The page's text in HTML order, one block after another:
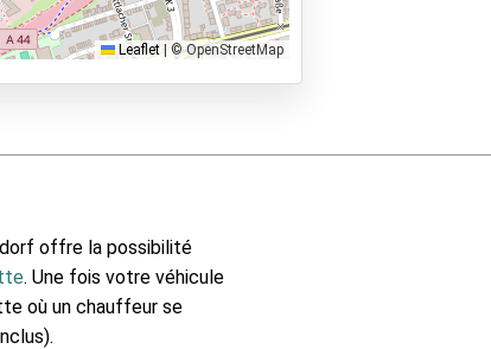
Leaflet © OpenStreetMap
offre la possibilité
. Une fois votre véhicule
où un chauffeur se